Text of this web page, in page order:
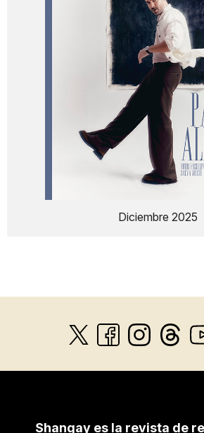
Diciembre 2025
Shangay es la revista de